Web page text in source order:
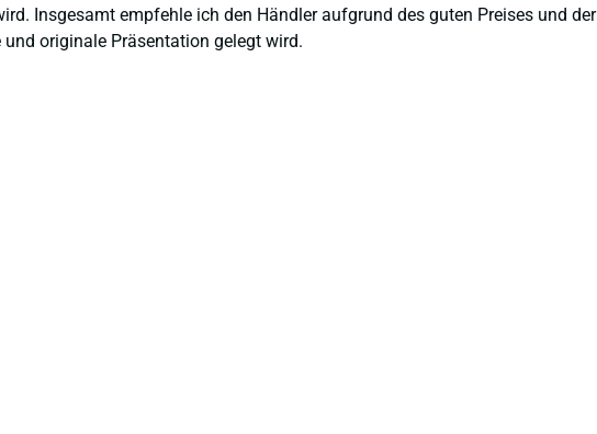
Insgesamt empfehle ich den Händler aufgrund des guten Preises und
originale Präsentation gelegt wird.